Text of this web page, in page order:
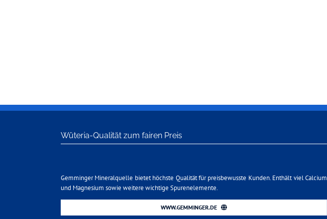
Wüteria-Qualität zum fairen Preis
Gemminger Mineralquelle bietet höchste Qualität für preisbewusste Kunden. Enthält viel Calcium
und Magnesium sowie weitere wichtige Spurenelemente.
WWW.GEMMINGER.DE